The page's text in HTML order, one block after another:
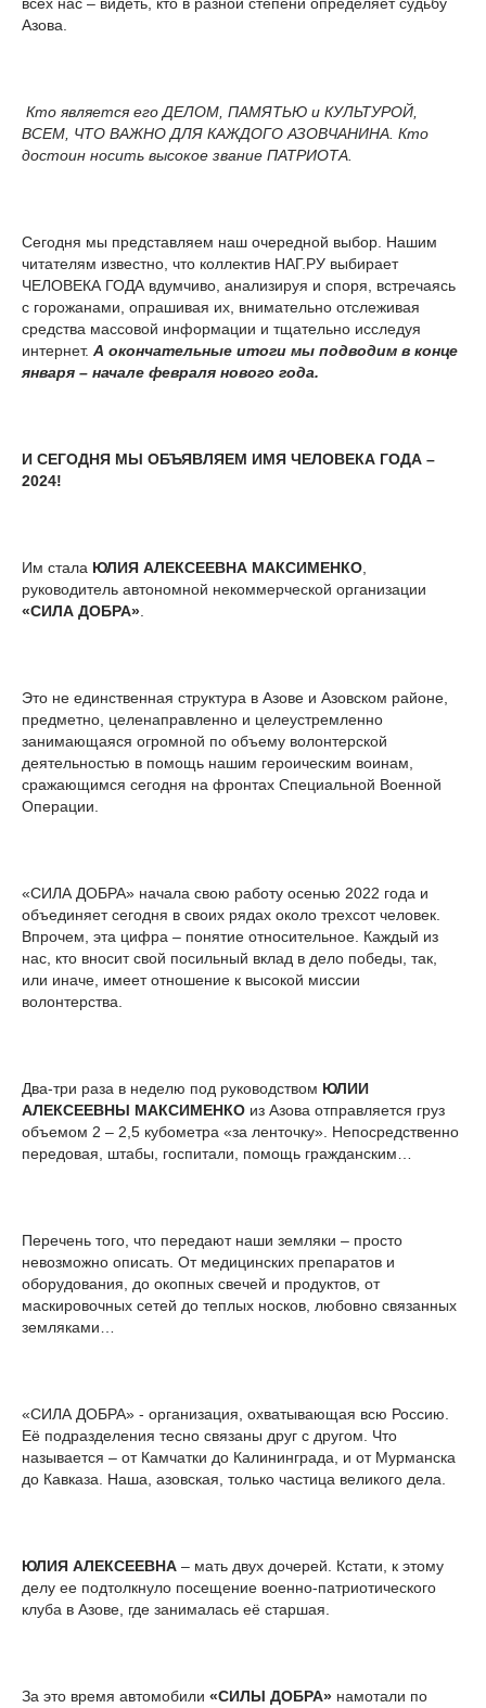
всех нас – видеть, кто в разной степени определяет судьбу
Азова.
Кто является его ДЕЛОМ, ПАМЯТЬЮ и КУЛЬТУРОЙ,
ВСЕМ, ЧТО ВАЖНО ДЛЯ КАЖДОГО АЗОВЧАНИНА. Кто
достоин носить высокое звание ПАТРИОТА.
Сегодня мы представляем наш очередной выбор. Нашим
читателям известно, что коллектив НАГ.РУ выбирает
ЧЕЛОВЕКА ГОДА вдумчиво, анализируя и споря, встречаясь
с горожанами, опрашивая их, внимательно отслеживая
средства массовой информации и тщательно исследуя
интернет. А окончательные итоги мы подводим в конце
января – начале февраля нового года.
И СЕГОДНЯ МЫ ОБЪЯВЛЯЕМ ИМЯ ЧЕЛОВЕКА ГОДА –
2024!
Им стала ЮЛИЯ АЛЕКСЕЕВНА МАКСИМЕНКО,
руководитель автономной некоммерческой организации
«СИЛА ДОБРА».
Это не единственная структура в Азове и Азовском районе,
предметно, целенаправленно и целеустремленно
занимающаяся огромной по объему волонтерской
деятельностью в помощь нашим героическим воинам,
сражающимся сегодня на фронтах Специальной Военной
Операции.
«СИЛА ДОБРА» начала свою работу осенью 2022 года и
объединяет сегодня в своих рядах около трехсот человек.
Впрочем, эта цифра – понятие относительное. Каждый из
нас, кто вносит свой посильный вклад в дело победы, так,
или иначе, имеет отношение к высокой миссии
волонтерства.
Два-три раза в неделю под руководством ЮЛИИ
АЛЕКСЕЕВНЫ МАКСИМЕНКО из Азова отправляется груз
объемом 2 – 2,5 кубометра «за ленточку». Непосредственно
передовая, штабы, госпитали, помощь гражданским…
Перечень того, что передают наши земляки – просто
невозможно описать. От медицинских препаратов и
оборудования, до окопных свечей и продуктов, от
маскировочных сетей до теплых носков, любовно связанных
земляками…
«СИЛА ДОБРА» - организация, охватывающая всю Россию.
Её подразделения тесно связаны друг с другом. Что
называется – от Камчатки до Калининграда, и от Мурманска
до Кавказа. Наша, азовская, только частица великого дела.
ЮЛИЯ АЛЕКСЕЕВНА – мать двух дочерей. Кстати, к этому
делу ее подтолкнуло посещение военно-патриотического
клуба в Азове, где занималась её старшая.
За это время автомобили «СИЛЫ ДОБРА» намотали по